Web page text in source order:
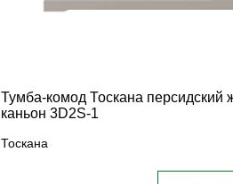
Тумба-комод Тоскана персидский
каньон 3D2S-1
Тоскана